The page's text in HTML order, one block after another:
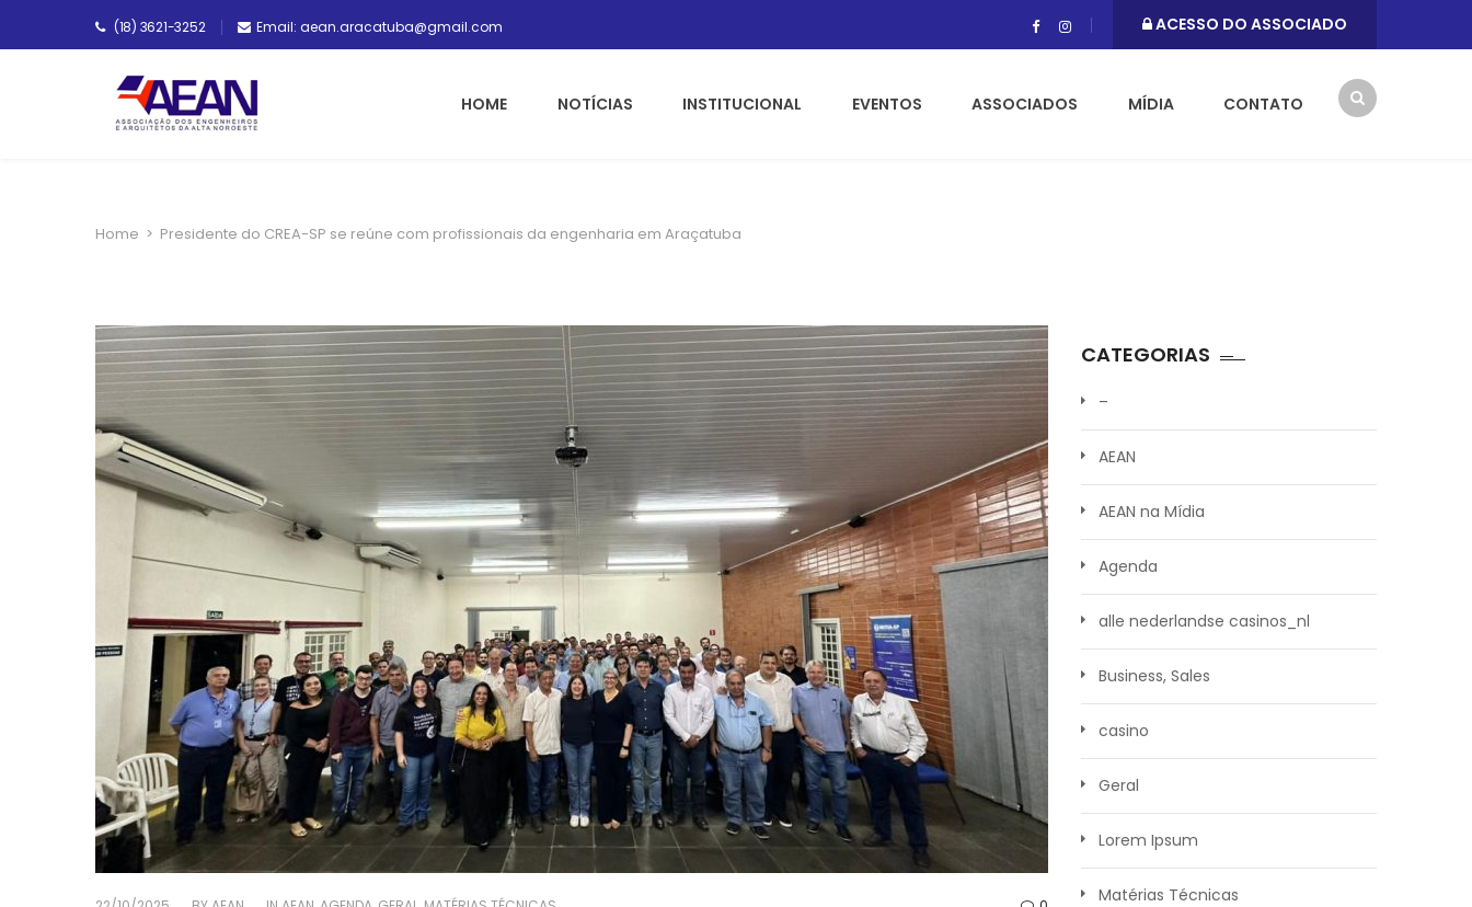
(18) 3621-3252 Email: aean.aracatuba@gmail.com ACESSO DO ASSOCIADO
HOME NOTÍCIAS INSTITUCIONAL EVENTOS ASSOCIADOS MÍDIA CONTATO
Home > Presidente do CREA-SP se reúne com profissionais da engenharia em Araçatuba
CATEGORIAS
–
AEAN
AEAN na Mídia
Agenda
alle nederlandse casinos_nl
Business, Sales
casino
Geral
Lorem Ipsum
Matérias Técnicas